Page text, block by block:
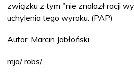
związku z tym "nie znalazł racji
uchylenia tego wyroku. (PAP)
Autor: Marcin Jabłoński
mja/ robs/